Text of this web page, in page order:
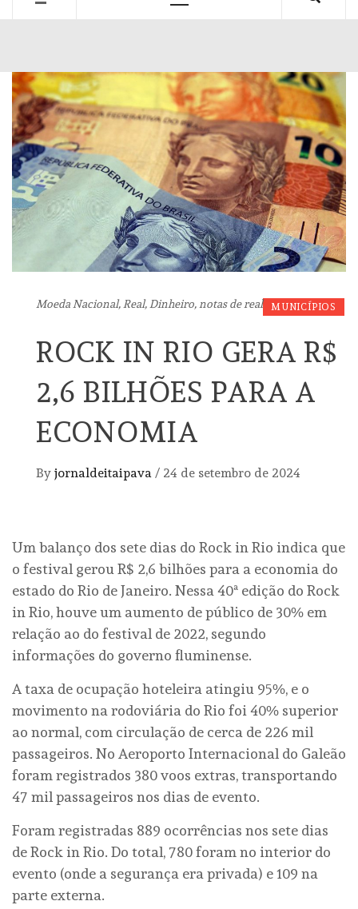
Moeda Nacional, Real, Dinheiro, notas de real MUNICÍPIOS
ROCK IN RIO GERA R$
2,6 BILHÕES PARA A
ECONOMIA
By jornaldeitaipava / 24 de setembro de 2024
Um balanço dos sete dias do Rock in Rio indica que
o festival gerou R$ 2,6 bilhões para a economia do
estado do Rio de Janeiro. Nessa 40ª edição do Rock
in Rio, houve um aumento de público de 30% em
relação ao do festival de 2022, segundo
informações do governo fluminense.
A taxa de ocupação hoteleira atingiu 95%, e o
movimento na rodoviária do Rio foi 40% superior
ao normal, com circulação de cerca de 226 mil
passageiros. No Aeroporto Internacional do Galeão
foram registrados 380 voos extras, transportando
47 mil passageiros nos dias de evento.
Foram registradas 889 ocorrências nos sete dias
de Rock in Rio. Do total, 780 foram no interior do
evento (onde a segurança era privada) e 109 na
parte externa.